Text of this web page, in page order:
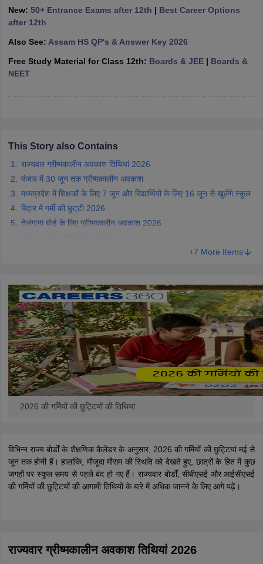
Public School AdmissionsNavyug School AdmissionMGGS School
Schools in Jaipur
Medium Schools in IndiaGujarati Medium Schools in India
Army Public Schools in India
HBSE 12th Syllabus
NBSE HSSLC
Knowledge OlympiadHBCSE Mathematical Olympiad
New: 50+ Entrance Exams after 12th | Best Career Options
after 12th
Also See: Assam HS QP's & Answer Key 2026
Free Study Material for Class 12th: Boards & JEE| Boards &
NEET
This Story also Contains
राज्यवार ग्रीष्मकालीन अवकाश तिथियां 2026
पंजाब में 30 जून तक ग्रीष्मकालीन अवकाश
मध्यप्रदेश में शिक्षकों के लिए 7 जून और विद्यार्थियों के लिए 16 जून से खुलेंगे स्कूल
बिहार में गर्मी की छुट्‌टी 2026
तेलंगाना बोर्ड के लिए ग्रीष्मकालीन अवकाश 2026
+7 More Items
2026 की गर्मियों की छुट्टियों की तिथियां
विभिन्न राज्य बोर्डों के शैक्षणिक कैलेंडर के अनुसार, 2026 की गर्मियों की छुट्टियां मई से
जून तक होनी हैं। हालांकि, मौजूदा मौसम की स्थिति को देखते हुए, छात्रों के हित में कुछ
जगहों पर स्कूल समय से पहले बंद हो गए हैं। राज्यवार बोर्डों, सीबीएसई और आईसीएसई
की गर्मियों की छुट्टियों की आगामी तिथियों के बारे में अधिक जानने के लिए आगे पढ़ें।
राज्यवार ग्रीष्मकालीन अवकाश तिथियां 2026